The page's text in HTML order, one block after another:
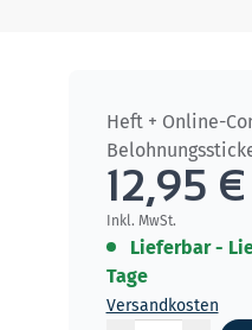
Heft + Online-
12,95 €
Inkl. MwSt.
Lieferbar -
Tage
Versandkosten